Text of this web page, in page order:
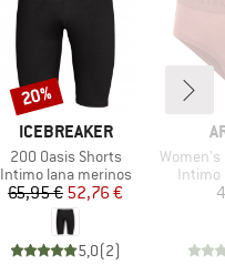
MARCHIO
ICEBREAKER
Articolo
200 Oasis Shorts
Gruppo di prodotti
Intimo lana merinos
Prezzo
65,95 € Prezzo ridotto
52,76 €
5,0(2)
Sconto
20%
Articolo
Women's
Intimo